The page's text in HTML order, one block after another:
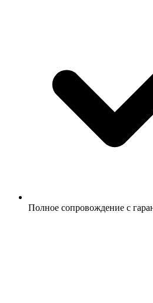
Полное сопровождение с